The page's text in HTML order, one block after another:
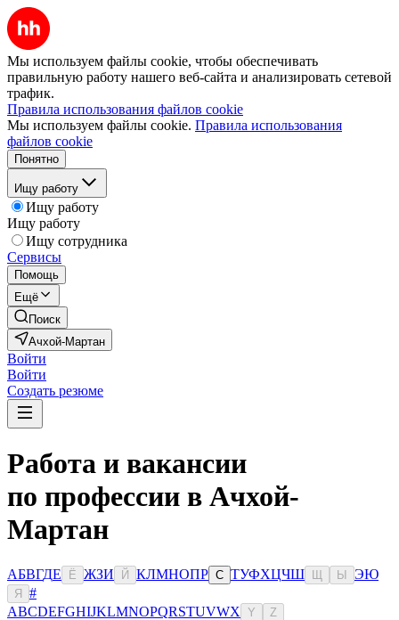
Мы используем файлы cookie, чтобы обеспечивать
правильную работу нашего веб-сайта и анализировать сетевой
трафик.
Правила использования файлов cookie
Мы используем файлы cookie. Правила использования
файлов cookie
Понятно
Ищу работу
Ищу работу
Ищу работу
Ищу сотрудника
Сервисы
Помощь
Ещё
Поиск
Ачхой-Мартан
Войти
Войти
Создать резюме
Работа и вакансии
по профессии в Ачхой-
Мартан
АБВГДЕ Ё ЖЗИ Й КЛМНОПР С ТУФХЦЧШ Ы ЭЮ
Я
#
ABCDEFGHIJKLMNOPQRSTUVWX Y Z